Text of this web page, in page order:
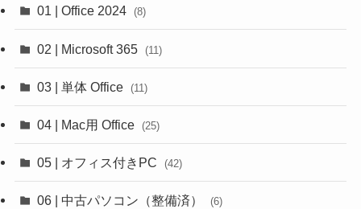
01 | Office 2024 (8)
02 | Microsoft 365 (11)
03 | 単体 Office (11)
04 | Mac用 Office (25)
05 | オフィス付きPC (42)
06 | 中古パソコン（整備済） (6)